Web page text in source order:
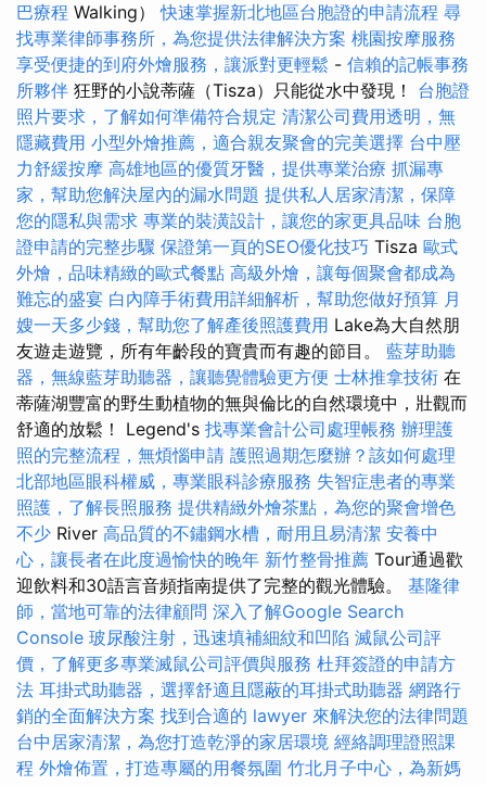
巴療程 Walking）快速掌握新北地區台胞證的申請流程 尋
找專業律師事務所，為您提供法律解決方案 桃園按摩服務
享受便捷的到府外燴服務，讓派對更輕鬆 - 信賴的記帳事務
所夥伴 狂野的小說蒂薩（Tisza）只能從水中發現！ 台胞證
照片要求，了解如何準備符合規定 清潔公司費用透明，無
隱藏費用 小型外燴推薦，適合親友聚會的完美選擇 台中壓
力舒緩按摩 高雄地區的優質牙醫，提供專業治療 抓漏專
家，幫助您解決屋內的漏水問題 提供私人居家清潔，保障
您的隱私與需求 專業的裝潢設計，讓您的家更具品味 台胞
證申請的完整步驟 保證第一頁的SEO優化技巧 Tisza 歐式
外燴，品味精緻的歐式餐點 高級外燴，讓每個聚會都成為
難忘的盛宴 白內障手術費用詳細解析，幫助您做好預算 月
嫂一天多少錢，幫助您了解產後照護費用 Lake為大自然朋
友遊走遊覽，所有年齡段的寶貴而有趣的節目。 藍芽助聽
器，無線藍芽助聽器，讓聽覺體驗更方便 士林推拿技術 在
蒂薩湖豐富的野生動植物的無與倫比的自然環境中，壯觀而
舒適的放鬆！ Legend's 找專業會計公司處理帳務 辦理護
照的完整流程，無煩惱申請 護照過期怎麼辦？該如何處理
北部地區眼科權威，專業眼科診療服務 失智症患者的專業
照護，了解長照服務 提供精緻外燴茶點，為您的聚會增色
不少 River 高品質的不鏽鋼水槽，耐用且易清潔 安養中
心，讓長者在此度過愉快的晚年 新竹整骨推薦 Tour通過歡
迎飲料和30語言音頻指南提供了完整的觀光體驗。 基隆律
師，當地可靠的法律顧問 深入了解Google Search
Console 玻尿酸注射，迅速填補細紋和凹陷 滅鼠公司評
價，了解更多專業滅鼠公司評價與服務 杜拜簽證的申請方
法 耳掛式助聽器，選擇舒適且隱蔽的耳掛式助聽器 網路行
銷的全面解決方案 找到合適的 lawyer 來解決您的法律問題
台中居家清潔，為您打造乾淨的家居環境 經絡調理證照課
程 外燴佈置，打造專屬的用餐氛圍 竹北月子中心，為新媽